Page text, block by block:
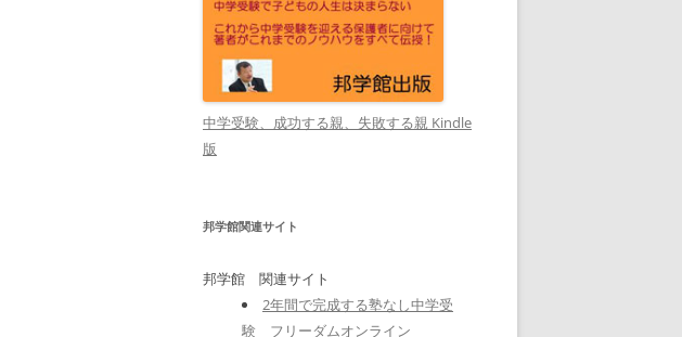
中学受験、成功する親、失敗する親 Kindle
版
邦学館関連サイト
邦学館 関連サイト
2年間で完成する塾なし中学受
験 フリーダムオンライン